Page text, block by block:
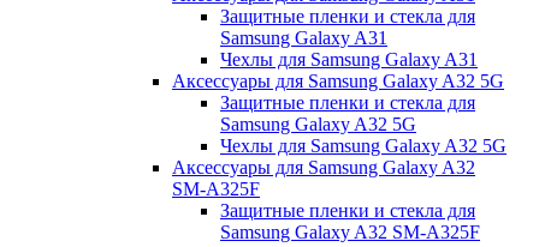
Защитные пленки и стекла для
Samsung Galaxy A31
Чехлы для Samsung Galaxy A31
Аксессуары для Samsung Galaxy A32 5G
Защитные пленки и стекла для
Samsung Galaxy A32 5G
Чехлы для Samsung Galaxy A32 5G
Аксессуары для Samsung Galaxy A32
SM-A325F
Защитные пленки и стекла для
Samsung Galaxy A32 SM-A325F